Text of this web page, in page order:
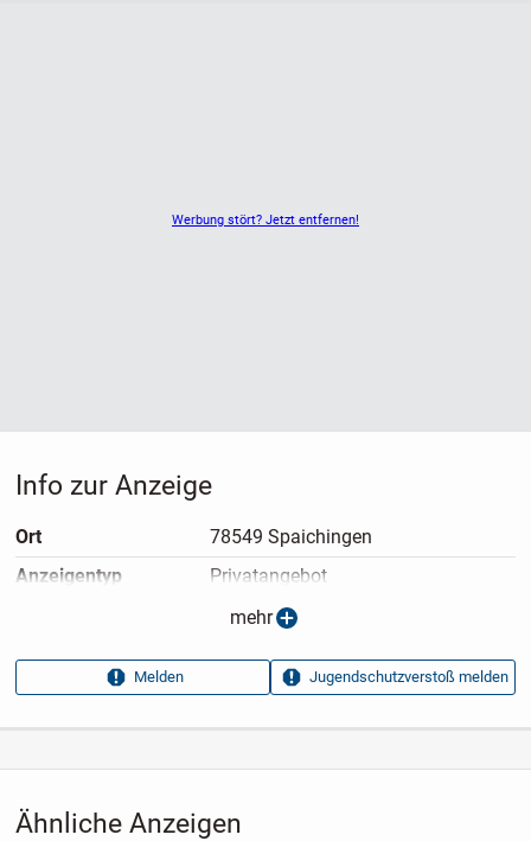
Werbung stört? Jetzt entfernen!
Ähnliche Anzeigen
Info zur Anzeige
Ort
78549 Spaichingen
Anzeigen­typ
Privatangebot
06.04.2026
Aufrufe dieser
7
mehr
Melden Jugendschutzverstoß melden